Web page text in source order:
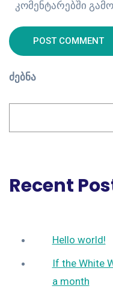
კომენტარებში
POST COMMENT
ძებნა
Recent
Hello world!
If the White
a month